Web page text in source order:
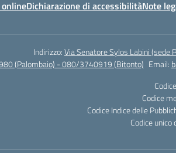
Dichiarazione di accessibilitàNote
Indirizzo:Via Senatore Sylos Labini
(Palombaio) - 080/3740919 (Bitonto) Email:
Codice
Codice Indice delle
Codice